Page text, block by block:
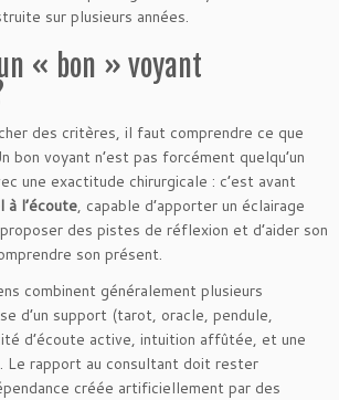
sur plusieurs années.
« bon » voyant
des critères, il faut comprendre ce que
bon voyant n’est pas forcément quelqu’un
une exactitude chirurgicale : c’est avant
à l’écoute, capable d’apporter un éclairage
des pistes de réflexion et d’aider son
son présent.
combinent généralement plusieurs
d’un support (tarot, oracle, pendule,
d’écoute active, intuition affûtée, et une
Le rapport au consultant doit rester
créée artificiellement par des